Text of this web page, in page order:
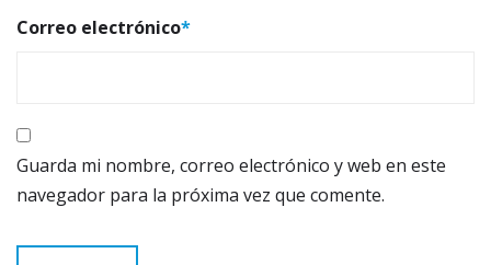
Correo electrónico*
Guarda mi nombre, correo electrónico y web en este
navegador para la próxima vez que comente.